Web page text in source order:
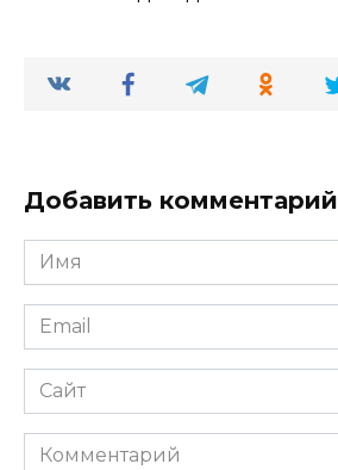
Добавить комментарий
Имя
*
Email
*
Сайт
Комментарий